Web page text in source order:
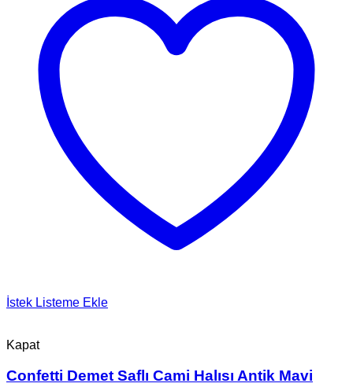
İstek Listeme Ekle
Kapat
Confetti Demet Saflı Cami Halısı Antik Mavi